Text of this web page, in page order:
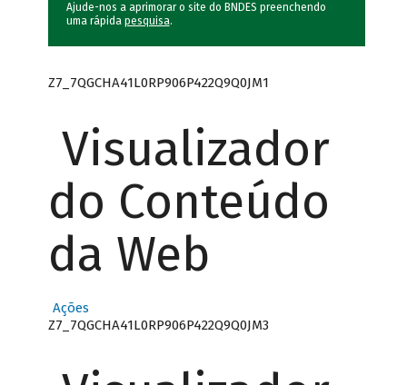
Ajude-nos a aprimorar o site do BNDES preenchendo
uma rápida pesquisa.
Z7_7QGCHA41L0RP906P422Q9Q0JM1
Visualizador
do Conteúdo
da Web
Ações
Z7_7QGCHA41L0RP906P422Q9Q0JM3